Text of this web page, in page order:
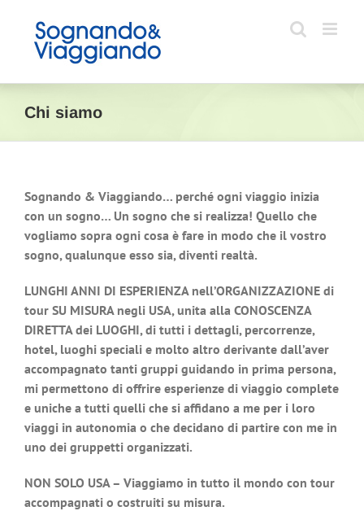
contenuto
Chi siamo
Sognando & Viaggiando… perché ogni viaggio inizia
con un sogno… Un sogno che si realizza! Quello che
vogliamo sopra ogni cosa è fare in modo che il vostro
sogno, qualunque esso sia, diventi realtà.
LUNGHI ANNI DI ESPERIENZA nell’ORGANIZZAZIONE di
tour SU MISURA negli USA, unita alla CONOSCENZA
DIRETTA dei LUOGHI, di tutti i dettagli, percorrenze,
hotel, luoghi speciali e molto altro derivante dall’aver
accompagnato tanti gruppi guidando in prima persona,
mi permettono di offrire esperienze di viaggio complete
e uniche a tutti quelli che si affidano a me per i loro
viaggi in autonomia o che decidano di partire con me in
uno dei gruppetti organizzati.
NON SOLO USA – Viaggiamo in tutto il mondo con tour
accompagnati o costruiti su misura.